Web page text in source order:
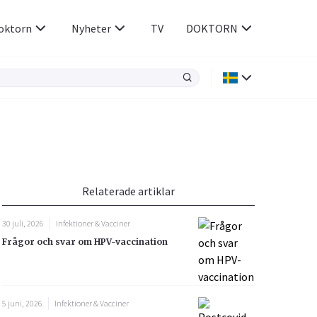
Rökavvänjning
Rörelseapparaten
Sex & Samliv
Sömn & Stress
Nyheter TV DOKTORN
Relaterade artiklar
30 juli, 2026
Infektioner & Vacciner
Frågor och svar om HPV-vaccination
5 juni, 2026
Infektioner & Vacciner